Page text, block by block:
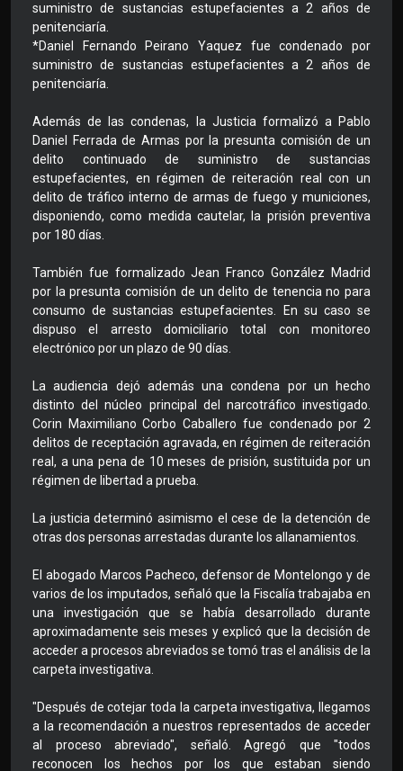
suministro de sustancias estupefacientes a 2 años de
penitenciaría.
*Daniel Fernando Peirano Yaquez fue condenado por
suministro de sustancias estupefacientes a 2 años de
penitenciaría.
Además de las condenas, la Justicia formalizó a Pablo
Daniel Ferrada de Armas por la presunta comisión de un
delito continuado de suministro de sustancias
estupefacientes, en régimen de reiteración real con un
delito de tráfico interno de armas de fuego y municiones,
disponiendo, como medida cautelar, la prisión preventiva
por 180 días.
También fue formalizado Jean Franco González Madrid
por la presunta comisión de un delito de tenencia no para
consumo de sustancias estupefacientes. En su caso se
dispuso el arresto domiciliario total con monitoreo
electrónico por un plazo de 90 días.
La audiencia dejó además una condena por un hecho
distinto del núcleo principal del narcotráfico investigado.
Corin Maximiliano Corbo Caballero fue condenado por 2
delitos de receptación agravada, en régimen de reiteración
real, a una pena de 10 meses de prisión, sustituida por un
régimen de libertad a prueba.
La justicia determinó asimismo el cese de la detención de
otras dos personas arrestadas durante los allanamientos.
El abogado Marcos Pacheco, defensor de Montelongo y de
varios de los imputados, señaló que la Fiscalía trabajaba en
una investigación que se había desarrollado durante
aproximadamente seis meses y explicó que la decisión de
acceder a procesos abreviados se tomó tras el análisis de la
carpeta investigativa.
"Después de cotejar toda la carpeta investigativa, llegamos
a la recomendación a nuestros representados de acceder
al proceso abreviado", señaló. Agregó que "todos
reconocen los hechos por los que estaban siendo